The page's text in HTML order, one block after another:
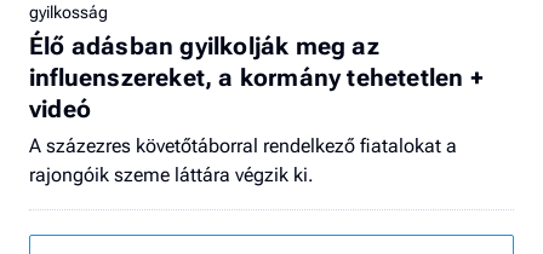
gyilkosság
Élő adásban gyilkolják meg az
influenszereket, a kormány tehetetlen +
videó
A százezres követőtáborral rendelkező fiatalokat a
rajongóik szeme láttára végzik ki.